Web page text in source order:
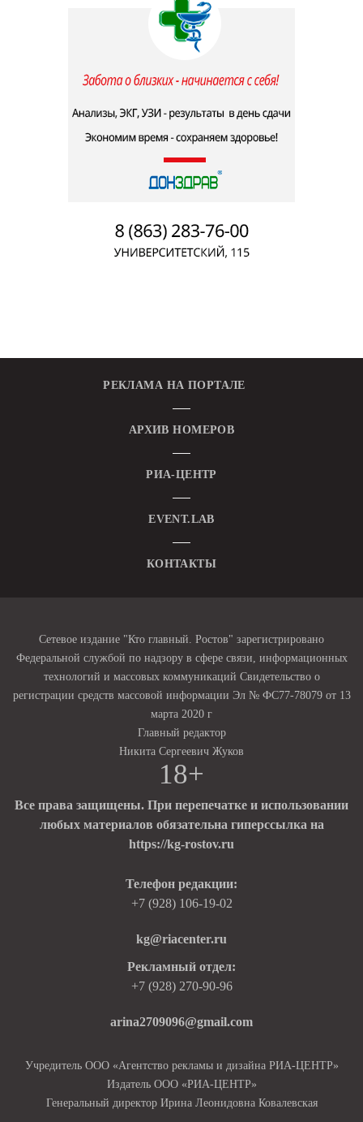
РЕКЛАМА НА ПОРТАЛЕ
АРХИВ НОМЕРОВ
РИА-ЦЕНТР
EVENT.LAB
КОНТАКТЫ
Сетевое издание "Кто главный. Ростов" зарегистрировано
Федеральной службой по надзору в сфере связи, информационных
технологий и массовых коммуникаций Свидетельство о
регистрации средств массовой информации Эл № ФС77-78079 от 13
марта 2020 г
Главный редактор
Никита Сергеевич Жуков
18+
Все права защищены. При перепечатке и использовании
любых материалов обязательна гиперссылка на
https://kg-rostov.ru
Телефон редакции:
+7 (928) 106-19-02
kg@riacenter.ru
Рекламный отдел:
+7 (928) 270-90-96
arina2709096@gmail.com
Учредитель ООО «Агентство рекламы и дизайна РИА-ЦЕНТР»
Издатель ООО «РИА-ЦЕНТР»
Генеральный директор Ирина Леонидовна Ковалевская